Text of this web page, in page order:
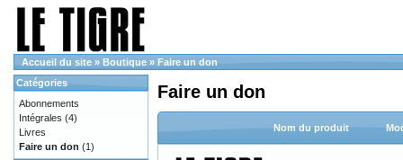
Accueil du site » Boutique » Faire un don
Faire un don
Nom du produit
Catégories
Abonnements
Intégrales (4)
Livres
Faire un don (1)